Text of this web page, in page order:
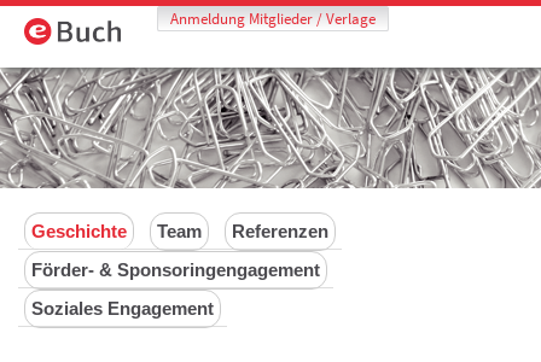
Anmeldung Mitglieder / Verlage
Geschichte Team
Referenzen
Förder- & Sponsoringengagement
Soziales Engagement